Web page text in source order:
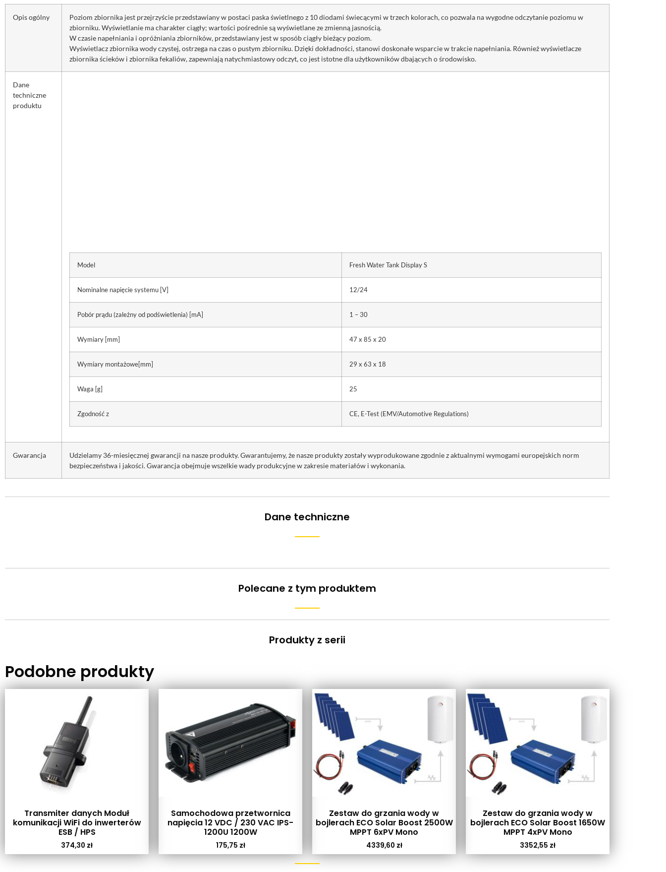
Opis ogólny
Poziom zbiornika jest przejrzyście przedstawiany w postaci paska świetlnego z 10 diodami świecącymi w trzech kolorach, co pozwala na wygodne odczytanie poziomu w
zbiorniku. Wyświetlanie ma charakter ciągły; wartości pośrednie są wyświetlane ze zmienną jasnością.
W czasie napełniania i opróżniania zbiorników, przedstawiany jest w sposób ciągły bieżący poziom.
Wyświetlacz zbiornika wody czystej, ostrzega na czas o pustym zbiorniku. Dzięki dokładności, stanowi doskonałe wsparcie w trakcie napełniania. Również wyświetlacze
zbiornika ścieków i zbiornika fekaliów, zapewniają natychmiastowy odczyt, co jest istotne dla użytkowników dbających o środowisko.
Dane
techniczne
produktu
Model Fresh Water Tank Display S
Nominalne napięcie systemu [V] 12/24
Pobór prądu (zależny od podświetlenia) [mA] 1 – 30
Wymiary [mm] 47 x 85 x 20
Wymiary montażowe[mm] 29 x 63 x 18
Waga [g] 25
Zgodność z CE, E-Test (EMV/Automotive Regulations)
Gwarancja
Udzielamy 36-miesięcznej gwarancji na nasze produkty. Gwarantujemy, że nasze produkty zostały wyprodukowane zgodnie z aktualnymi wymogami europejskich norm
bezpieczeństwa i jakości. Gwarancja obejmuje wszelkie wady produkcyjne w zakresie materiałów i wykonania.
Dane techniczne
Polecane z tym produktem
Produkty z serii
Podobne produkty
Transmiter danych Moduł
komunikacji WiFi do inwerterów
ESB / HPS
374,30 zł
Samochodowa przetwornica
napięcia 12 VDC / 230 VAC IPS-
1200U 1200W
175,75 zł
Zestaw do grzania wody w
bojlerach ECO Solar Boost 2500W
MPPT 6xPV Mono
4339,60 zł
Zestaw do grzania wody w
bojlerach ECO Solar Boost 1650W
MPPT 4xPV Mono
3352,55 zł